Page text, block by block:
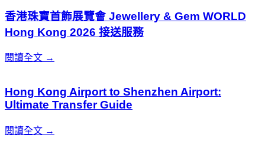
香港珠寶首飾展覽會 Jewellery & Gem WORLD
Hong Kong 2026 接送服務
閱讀全文 →
Hong Kong Airport to Shenzhen Airport:
Ultimate Transfer Guide
閱讀全文 →